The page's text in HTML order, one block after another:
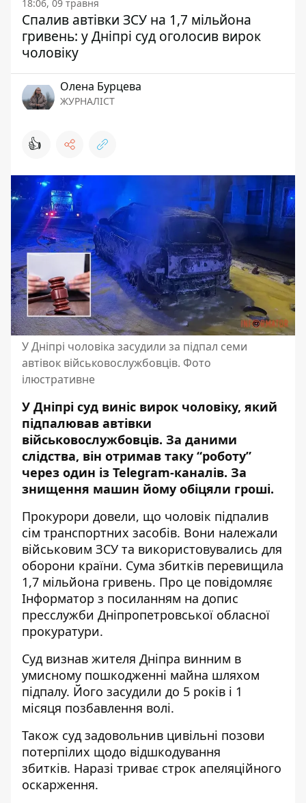
18:06, 09 травня
Спалив автівки ЗСУ на 1,7 мільйона
гривень: у Дніпрі суд оголосив вирок
чоловіку
Олена Бурцева
ЖУРНАЛІСТ
👍
У Дніпрі чоловіка засудили за підпал семи
автівок військовослужбовців. Фото
ілюстративне
У Дніпрі суд виніс вирок чоловіку, який
підпалював автівки
військовослужбовців. За даними
слідства, він отримав таку “роботу”
через один із Telegram-каналів. За
знищення машин йому обіцяли гроші.
Прокурори довели, що чоловік підпалив
сім транспортних засобів. Вони належали
військовим ЗСУ та використовувались для
оборони країни. Сума збитків перевищила
1,7 мільйона гривень. Про це повідомляє
Інформатор з посиланням на допис
пресслужби Дніпропетровської обласної
прокуратури.
Суд визнав жителя Дніпра винним в
умисному пошкодженні майна шляхом
підпалу. Його засудили до 5 років і 1
місяця позбавлення волі.
Також суд задовольнив цивільні позови
потерпілих щодо відшкодування
збитків. Наразі триває строк апеляційного
оскарження.